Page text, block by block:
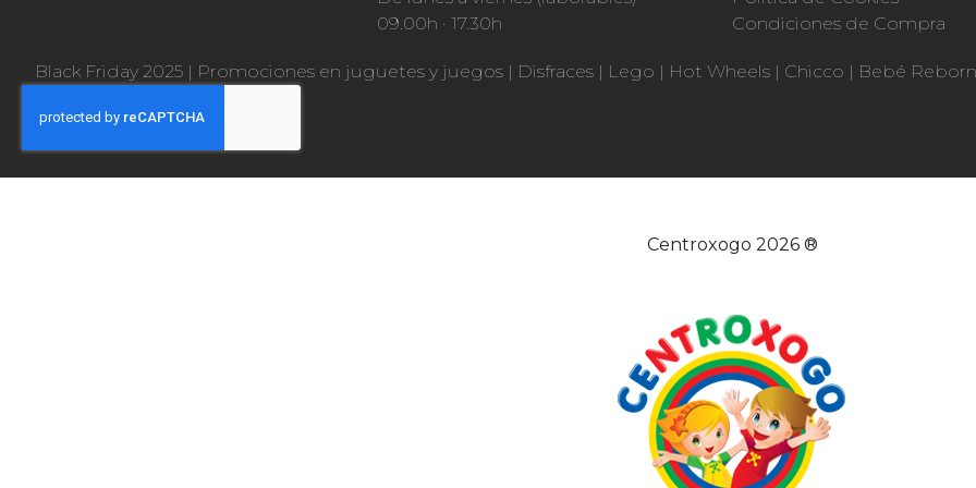
09.00h · 17.30h
Condiciones de Compra
Black Friday 2025 | Promociones en juguetes y juegos | Disfraces | Lego | Hot Wheels | Chicco | Bebé Reborn
Centroxogo 2026 ®